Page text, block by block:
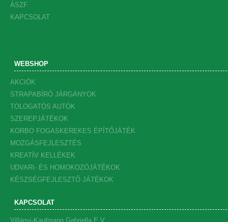
ÁSZF
KAPCSOLAT
WEBSHOP
AKCIÓK
STRAPABÍRÓ JÁRGÁNYOK
TOLOGATÓS AUTÓK
SZEREPJÁTÉKOK
KORBO FOGASKEREKES ÉPÍTŐJÁTÉK
MOZGÁSFEJLESZTÉS
KREATÍV KELLÉKEK
UDVARI- ÉS HOMOKOZÓJÁTÉKOK
KÉSZSÉGFEJLESZTŐ JÁTÉKOK
KAPCSOLAT
Villányi-Kaufmann Gabriella E.V.